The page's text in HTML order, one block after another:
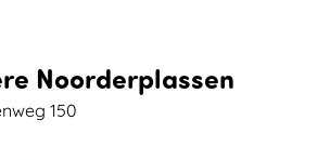
Noorderplassen
150